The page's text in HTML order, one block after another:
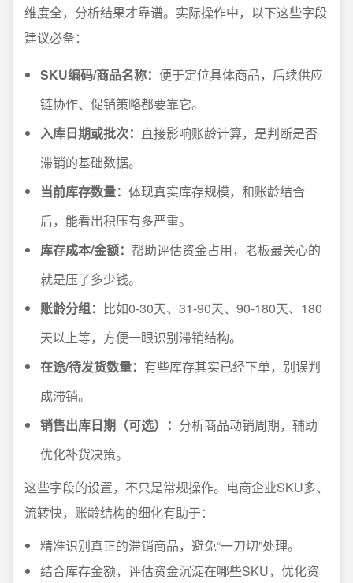
维度全，分析结果才靠谱。实际操作中，以下这些字段
建议必备：
SKU编码/商品名称： 便于定位具体商品，后续供应
链协作、促销策略都要靠它。
入库日期或批次： 直接影响账龄计算，是判断是否
滞销的基础数据。
当前库存数量： 体现真实库存规模，和账龄结合
后，能看出积压有多严重。
库存成本/金额： 帮助评估资金占用，老板最关心的
就是压了多少钱。
账龄分组： 比如0-30天、31-90天、90-180天、180
天以上等，方便一眼识别滞销结构。
在途/待发货数量： 有些库存其实已经下单，别误判
成滞销。
销售出库日期（可选）： 分析商品动销周期，辅助
优化补货决策。
这些字段的设置，不只是常规操作。电商企业SKU多、
流转快，账龄结构的细化有助于：
精准识别真正的滞销商品，避免“一刀切”处理。
结合库存金额，评估资金沉淀在哪些SKU，优化资